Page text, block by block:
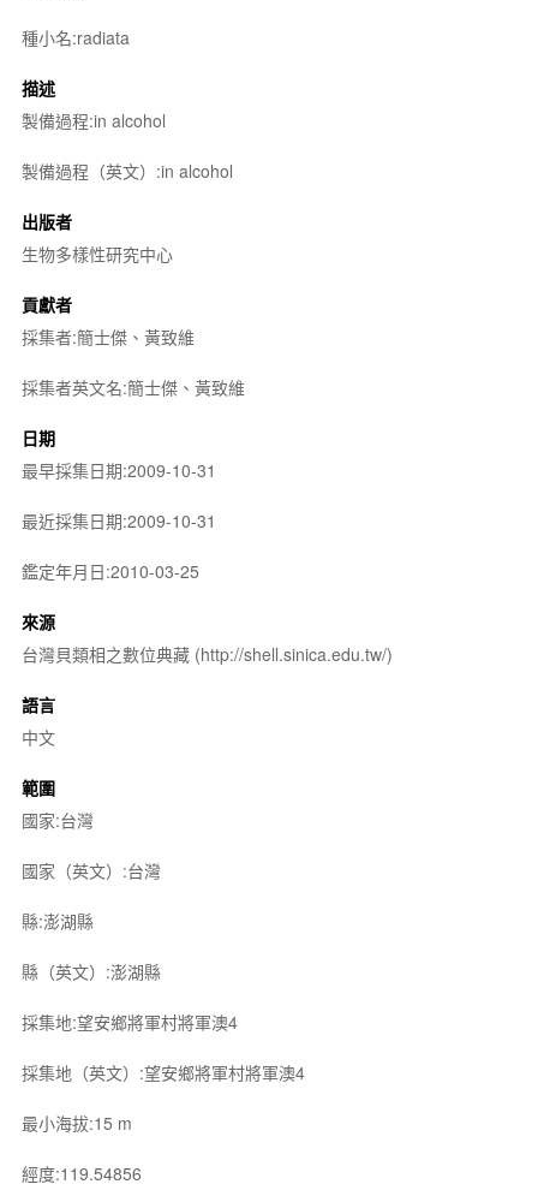
種小名:radiata
描述
製備過程:in alcohol
製備過程（英文）:in alcohol
出版者
生物多樣性研究中心
貢獻者
採集者:簡士傑、黃致維
採集者英文名:簡士傑、黃致維
日期
最早採集日期:2009-10-31
最近採集日期:2009-10-31
鑑定年月日:2010-03-25
來源
台灣貝類相之數位典藏 (http://shell.sinica.edu.tw/)
語言
中文
範圍
國家:台灣
國家（英文）:台灣
縣:澎湖縣
縣（英文）:澎湖縣
採集地:望安鄉將軍村將軍澳4
採集地（英文）:望安鄉將軍村將軍澳4
最小海拔:15 m
經度:119.54856